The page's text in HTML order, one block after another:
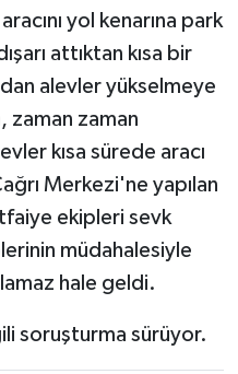
yol kenarına park
attıktan kısa bir
alevler yükselmeye
zaman zaman
kısa sürede aracı
Merkezi'ne yapılan
ekipleri sevk
müdahalesiyle
hale geldi.
soruşturma sürüyor.